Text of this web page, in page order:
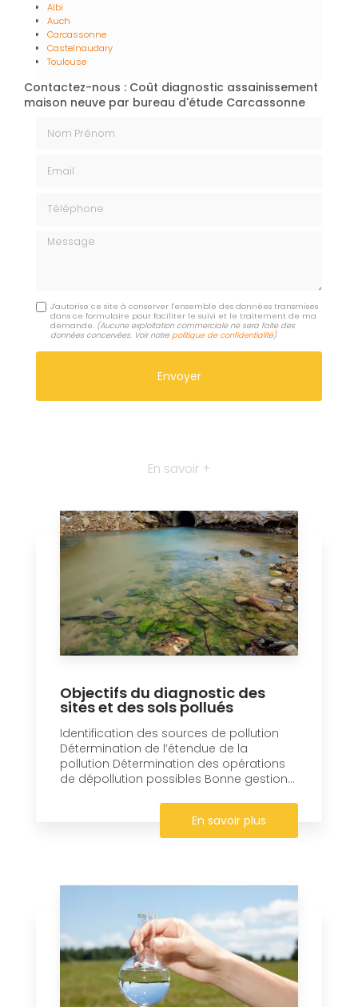
Albi
Auch
Carcassonne
Castelnaudary
Toulouse
Contactez-nous : Coût diagnostic assainissement
maison neuve par bureau d'étude Carcassonne
Message
J'autorise ce site à conserver l'ensemble des données transmises
dans ce formulaire pour faciliter le suivi et le traitement de ma
demande. (Aucune exploitation commerciale ne sera faite des
données concervées. Voir notre politique de confidentialité)
En savoir +
Objectifs du diagnostic des
sites et des sols pollués
Identification des sources de pollution
Détermination de l’étendue de la
pollution Détermination des opérations
de dépollution possibles Bonne gestion...
En savoir plus